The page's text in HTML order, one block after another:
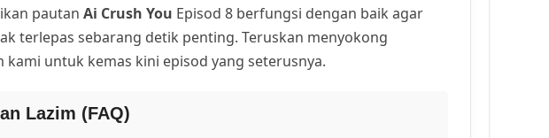
pautan Ai Crush You Episod 8 berfungsi dengan baik agar
terlepas sebarang detik penting. Teruskan menyokong
kami untuk kemas kini episod yang seterusnya.
Lazim (FAQ)